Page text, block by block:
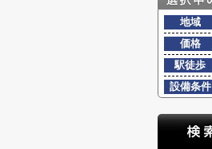
地域
価格
駅徒歩
設備条件